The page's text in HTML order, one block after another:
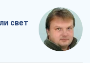
свет